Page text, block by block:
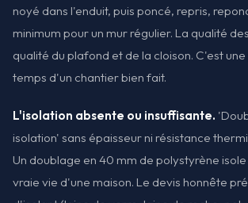
noyé dans l'enduit, puis poncé, repris,
minimum pour un mur régulier. La qualité
qualité du plafond et de la cloison. C'est
temps d'un chantier bien fait.
L'isolation absente ou insuffisante.
isolation' sans épaisseur ni résistance
Un doublage en 40 mm de polystyrène
vraie vie d'une maison. Le devis honnête